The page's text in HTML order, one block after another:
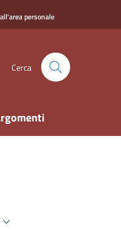
personale
Cerca